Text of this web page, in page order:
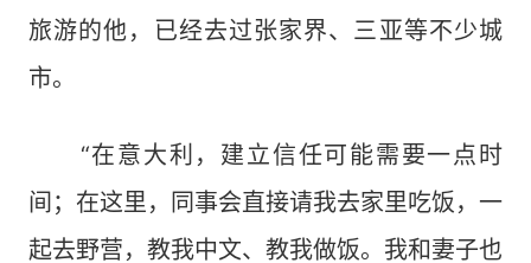
旅游的他，已经去过张家界、三亚等不少城
市。
“在意大利，建立信任可能需要一点时
间；在这里，同事会直接请我去家里吃饭，一
起去野营，教我中文、教我做饭。我和妻子也